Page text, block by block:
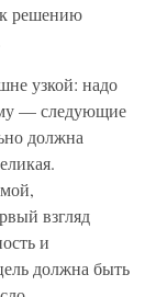
к решению
узкой: надо
— следующие
должна
взгляд
и
должна быть